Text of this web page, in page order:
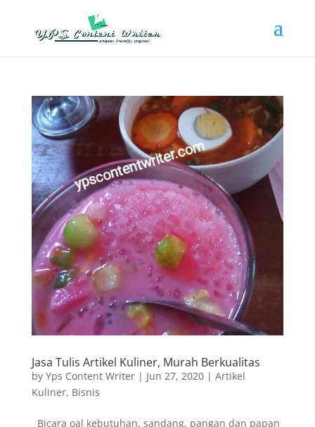
Jasa Tulis Artikel Kuliner, Murah Berkualitas
by Yps Content Writer| Jun 27, 2020| Artikel
Kuliner, Bisnis
Bicara oal kebutuhan, sandang, pangan dan papan